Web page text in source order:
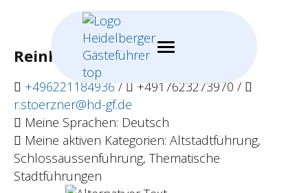
Reinhard Störzner
+496221184936 /
+4917623273970 /
r.stoerzner@hd-gf.de
Meine Sprachen: Deutsch
Meine aktiven Kategorien: Altstadtführung,
Schlossaussenführung, Thematische
Stadtführungen